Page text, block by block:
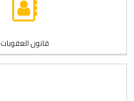
قانون العقوبات